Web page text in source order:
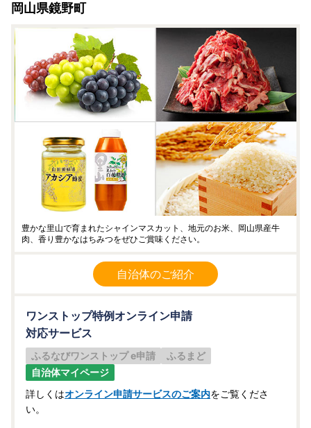
岡山県鏡野町
豊かな里山で育まれたシャインマスカット、地元のお米、岡山県産牛
肉、香り豊かなはちみつをぜひご賞味ください。
自治体のご紹介
ワンストップ特例オンライン申請
対応サービス
ふるなびワンストップ e申請
ふるまど
自治体マイページ
詳しくはオンライン申請サービスのご案内をご覧くださ
い。